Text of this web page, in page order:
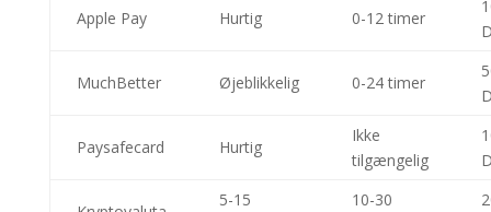
Apple Pay Hurtig 0-12 timer
MuchBetter Øjeblikkelig 0-24 timer
Paysafecard Hurtig
Ikke
tilgængelig
5-15 10-30